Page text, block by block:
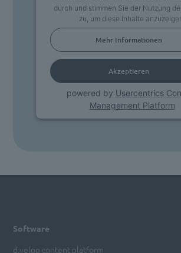
durch und stimmen Sie der Nutzung
zu, um diese Inhalte
Mehr Informationen
Akzeptieren
powered by Usercentrics
Management Platform
Software
d.velop content platform